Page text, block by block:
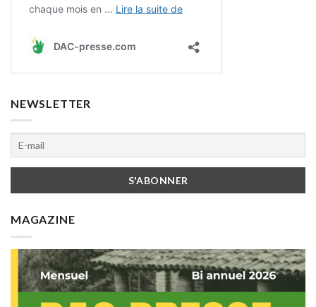
NEWSLETTER
MAGAZINE